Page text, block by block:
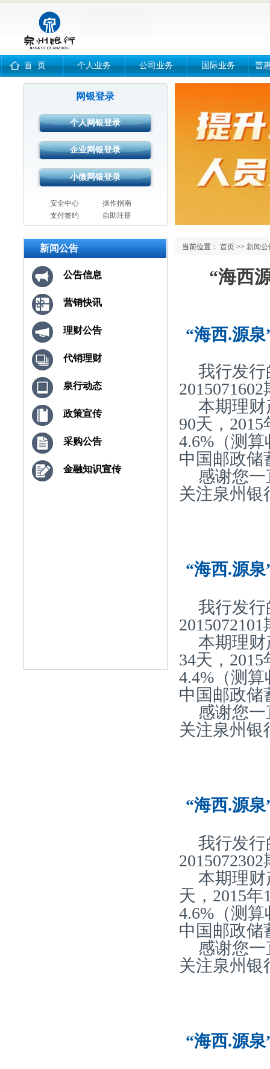
个人业务 公司业务 国际业务 普
首 页
网银登录
·安全中心
·操作指南
·支付签约
·自助注册
新闻公告
公告信息
营销快讯
理财公告
代销理财
泉行动态
政策宣传
采购公告
金融知识宣传
当前位置： 首页 >> 新闻公
“海西
“海西.源
我行发行
本期理财
90天，
4.6%（测
中国邮政储
感谢您
关注泉州银
“海西.源
我行发行
本期理财
34天，
4.4%（测
中国邮政储
感谢您
关注泉州银
“海西.源
我行发行
本期理财
天，2015
4.6%（测
中国邮政储
感谢您
关注泉州银
“海西.源